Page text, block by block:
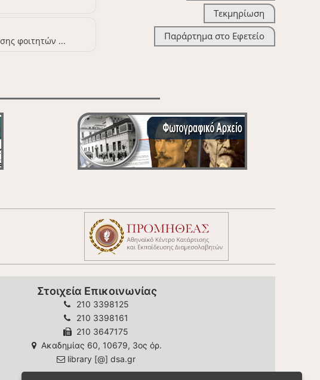
Τεκμηρίωση
Παράρτημα στο Εφετείο
φοιτητών ...